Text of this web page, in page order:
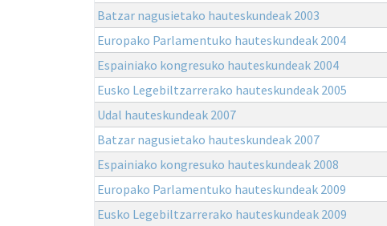
Batzar nagusietako hauteskundeak 2003
Europako Parlamentuko hauteskundeak 2004
Espainiako kongresuko hauteskundeak 2004
Eusko Legebiltzarrerako hauteskundeak 2005
Udal hauteskundeak 2007
Batzar nagusietako hauteskundeak 2007
Espainiako kongresuko hauteskundeak 2008
Europako Parlamentuko hauteskundeak 2009
Eusko Legebiltzarrerako hauteskundeak 2009